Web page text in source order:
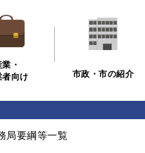
・
者向け
市政・市の紹介
局要綱等一覧